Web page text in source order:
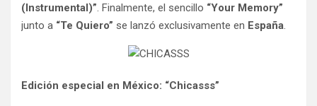
(Instrumental)”. Finalmente, el sencillo “Your Memory”
junto a “Te Quiero” se lanzó exclusivamente en España.
Edición especial en México: “Chicasss”